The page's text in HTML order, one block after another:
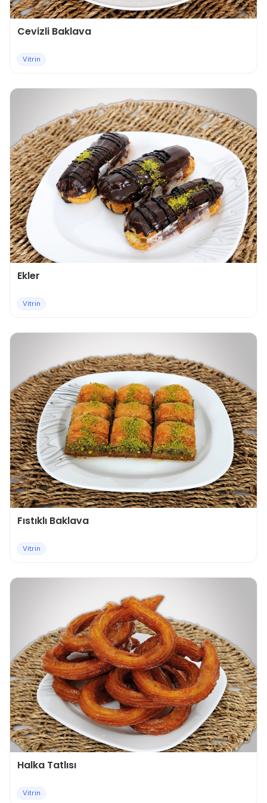
Cevizli Baklava
Vitrin
Ekler
Vitrin
Fıstıklı Baklava
Vitrin
Halka Tatlısı
Vitrin